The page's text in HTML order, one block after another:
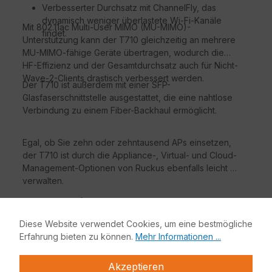
Verbesserter Durchsatz mit ChannelFly, das
dynamisch weniger überlastete Wi-Fi-Kanäle
findet.
Mit 802.11ac Multi-User MIMO (MU-MIMO)-
Unterstützung kann der T710 gleichzeitig an mehrere
MU-MIMO-fähige Geräte übertragen, wodurch die
HF-Effizienz und der Gesamtdurchsatz auch für Nicht-
Wave-2-Clients drastisch verbessert werden.
Der T710 ist außerdem mit einer SFP-
Glasfaserschnittstelle ausgestattet, die eine nahtlose
Verbindung zu einem Fiber-Backhaul ermöglicht.
Egal, ob Sie zehn oder zehntausend APs einsetzen,
der T710 ist durch die Appliance-, Virtual- und Cloud-
Management-Optionen von Ruckus ebenfalls leicht zu
verwalten.
Ihre Vorteile:
GROSSARTIGES WI-FI FÜR DEN
AUSSENBEREICH
im Außenbereich mit IP-67-Wetterfestigkeit und
Diese Website verwendet Cookies, um eine bestmögliche
Erfahrung bieten zu können. Mehr Informationen ...
Akzeptieren